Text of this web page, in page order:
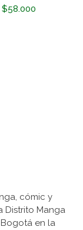
$58.000
cómic y
Distrito Manga
en la